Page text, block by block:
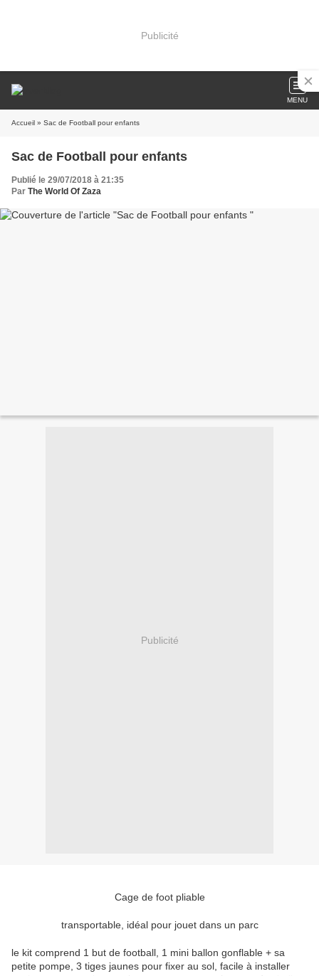
Publicité
MENU
Accueil » Sac de Football pour enfants
Sac de Football pour enfants
Publié le 29/07/2018 à 21:35
Par The World Of Zaza
Publicité
Cage de foot pliable
transportable, idéal pour jouet dans un parc
le kit comprend 1 but de football, 1 mini ballon gonflable + sa
petite pompe, 3 tiges jaunes pour fixer au sol, facile à installer